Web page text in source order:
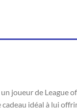
joueur de League
idéal à lui